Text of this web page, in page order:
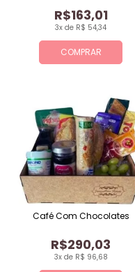
COMPRAR
3x de R$ 54,34
R$163,01
3x de R$ 96,68
R$290,03
Café Com Chocolates